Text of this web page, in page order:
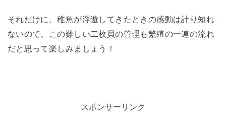
それだけに、稚魚が浮遊してきたときの感動は計り知れ
ないので、この難しい二枚貝の管理も繁殖の一連の流れ
だと思って楽しみましょう！
スポンサーリンク